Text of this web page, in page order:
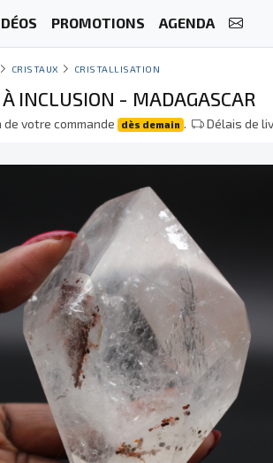
PROMOTIONS AGENDA
CRISTAUX CRISTALLISATION
INCLUSION - MADAGASCAR
votre commande dès demain . Délais de